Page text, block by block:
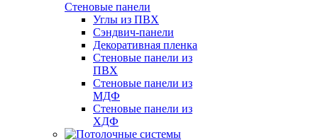
Стеновые панели
Углы из ПВХ
Сэндвич-панели
Декоративная пленка
Стеновые панели из
ПВХ
Стеновые панели из
МДФ
Стеновые панели из
ХДФ